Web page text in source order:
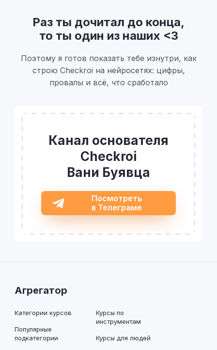
Раз ты дочитал до конца,
то ты один из наших <3
Поэтому я готов показать тебе изнутри, как
строю Checkroi на нейросетях: цифры,
провалы и всё, что сработало
Канал основателя
Checkroi
Вани Буявца
Посмотреть
в Телеграме
Агрегатор
Категории курсов
Популярные
подкатегории
Курсы по
инструментам
Курсы для людей